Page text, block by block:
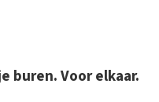
buren. Voor elkaar.